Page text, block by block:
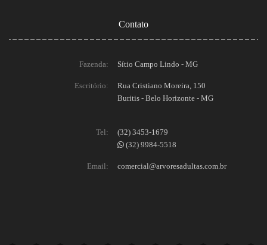
Contato
Fazenda: Sítio Campo Lindo - MG
Escritório:
Rua Cristiano Moreira, 150
Buritis - Belo Horizonte - MG
Tel:
(32) 3453-1679
(32) 9984-5518
Email: comercial@arvoresadultas.com.br